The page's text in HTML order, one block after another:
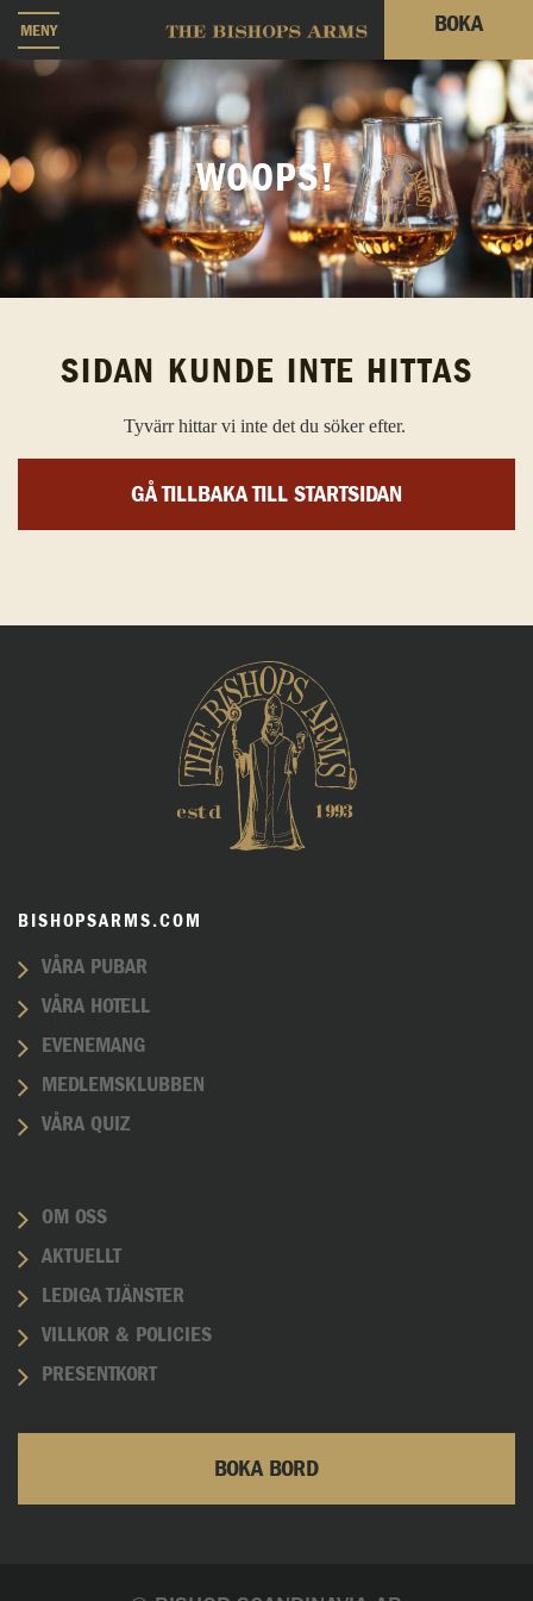
MENY BOKA
WOOPS!
SIDAN KUNDE INTE HITTAS
Tyvärr hittar vi inte det du söker efter.
GÅ TILLBAKA TILL STARTSIDAN
BISHOPSARMS.COM
VÅRA PUBAR
VÅRA HOTELL
EVENEMANG
MEDLEMSKLUBBEN
VÅRA QUIZ
OM OSS
AKTUELLT
LEDIGA TJÄNSTER
VILLKOR & POLICIES
PRESENTKORT
BOKA BORD